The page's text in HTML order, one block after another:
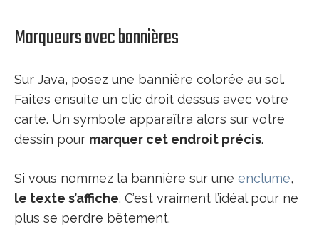
Marqueurs avec bannières
Sur Java, posez une bannière colorée au sol.
Faites ensuite un clic droit dessus avec votre
carte. Un symbole apparaîtra alors sur votre
dessin pour marquer cet endroit précis.
Si vous nommez la bannière sur une enclume,
le texte s’affiche. C’est vraiment l’idéal pour ne
plus se perdre bêtement.